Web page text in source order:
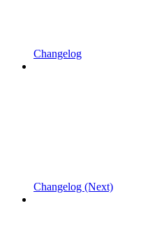
Changelog
Changelog (Next)